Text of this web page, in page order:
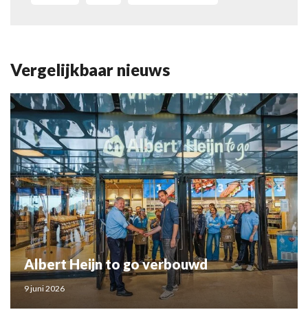
Vergelijkbaar nieuws
Albert Heijn to go verbouwd
9 juni 2026